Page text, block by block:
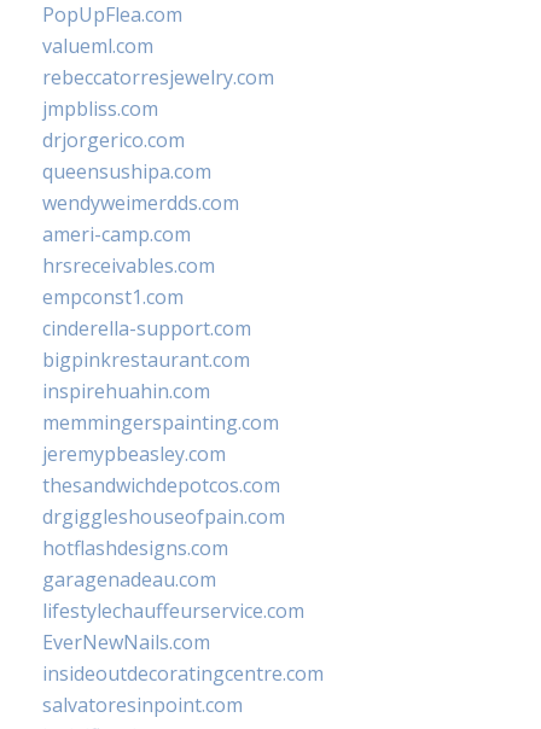
PopUpFlea.com
valueml.com
rebeccatorresjewelry.com
jmpbliss.com
drjorgerico.com
queensushipa.com
wendyweimerdds.com
ameri-camp.com
hrsreceivables.com
empconst1.com
cinderella-support.com
bigpinkrestaurant.com
inspirehuahin.com
memmingerspainting.com
jeremypbeasley.com
thesandwichdepotcos.com
drgiggleshouseofpain.com
hotflashdesigns.com
garagenadeau.com
lifestylechauffeurservice.com
EverNewNails.com
insideoutdecoratingcentre.com
salvatoresinpoint.com